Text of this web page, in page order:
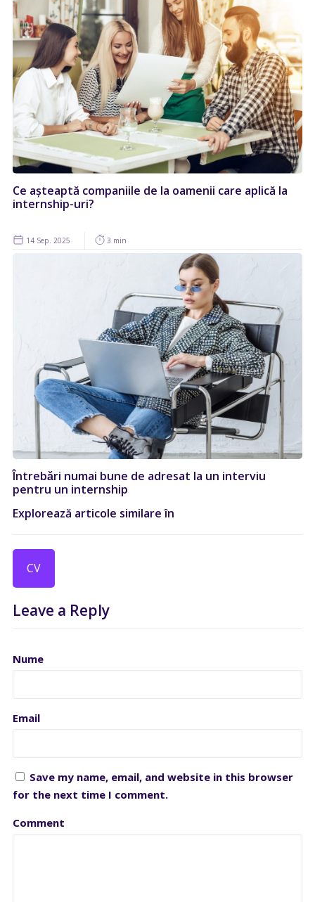
Ce așteaptă companiile de la oamenii care aplică la
internship-uri?
14 Sep. 2025 3 min
Întrebǎri numai bune de adresat la un interviu
pentru un internship
Explorează articole similare în
CV
Leave a Reply
Nume
Email
Save my name, email, and website in this browser
for the next time I comment.
Comment